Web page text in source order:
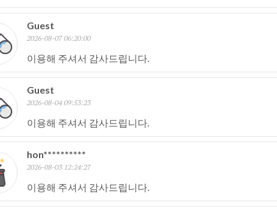
Guest
2026-08-07 06:20:00
이용해 주셔서 감사드립니다.
Guest
2026-08-04 09:53:23
이용해 주셔서 감사드립니다.
hon**********
2026-08-03 12:24:27
이용해 주셔서 감사드립니다.